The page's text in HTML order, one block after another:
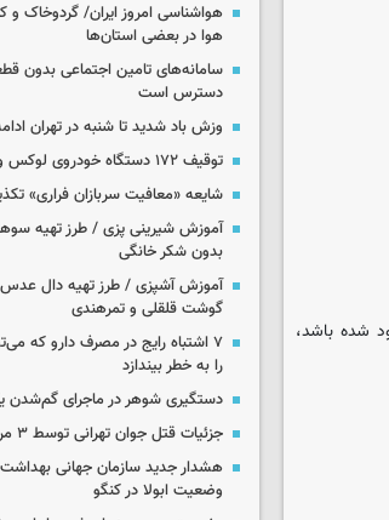
شده باشد،
هواشناسی امروز ایران/ گردوخاک
هوا در بعضی استان‌ها
سامانه‌های تامین اجتماعی بدون
دسترس است
وزش باد شدید تا شنبه در تهران
توقیف ۱۷۲ دستگاه خودروی لوکس و آپارتمان
شایعه «معافیت سربازان فراری»
آموزش شیرینی پزی / طرز تهیه
بدون شکر خانگی
آموزش آشپزی / طرز تهیه دال عدس
گوشت قلقلی و تمرهندی
۷ اشتباه رایج در مصرف دارو که
را به خطر بیندازد
دستگیری شوهر در ماجرای گم‌شدن
جزئیات قتل جوان تهرانی توسط ۳ مرد پژو سوار
هشدار جدید سازمان جهانی بهداشت
وضعیت ابولا در کنگو